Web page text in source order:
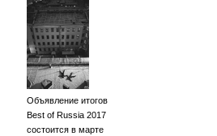
Объявление итогов
Best of Russia 2017
состоится в марте